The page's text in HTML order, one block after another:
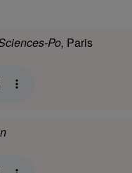
Po, Paris